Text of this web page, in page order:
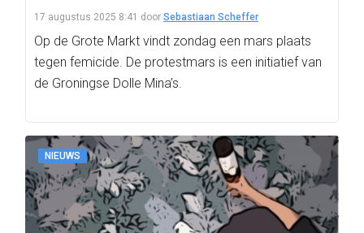
17 augustus 2025 8:41 door Sebastiaan Scheffer
Op de Grote Markt vindt zondag een mars plaats
tegen femicide. De protestmars is een initiatief van
de Groningse Dolle Mina’s.
NIEUWS